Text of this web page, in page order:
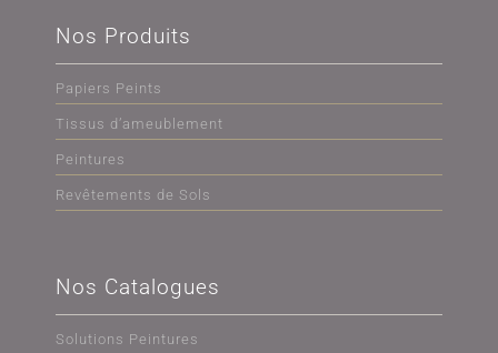
Nos Produits
Papiers Peints
Tissus d’ameublement
Peintures
Revêtements de Sols
Nos Catalogues
Solutions Peintures